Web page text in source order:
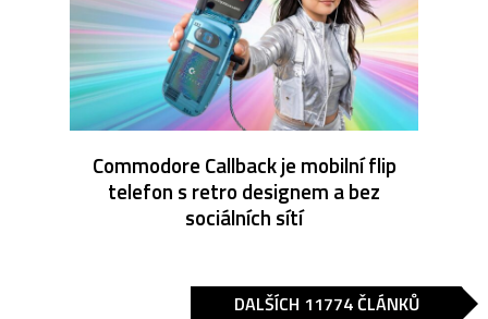
Commodore Callback je mobilní flip
telefon s retro designem a bez
sociálních sítí
DALŠÍCH 11774 ČLÁNKŮ